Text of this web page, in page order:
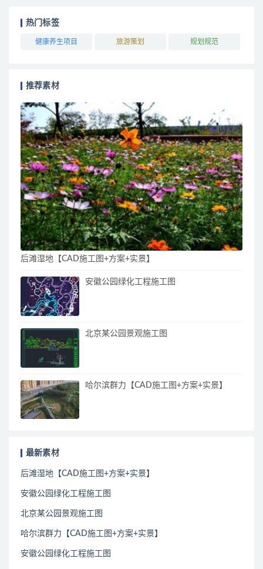
热门标签
健康养生项目 旅游策划 规划规范
推荐素材
后滩湿地【CAD施工图+方案+实景】
安徽公园绿化工程施工图
北京某公园景观施工图
哈尔滨群力【CAD施工图+方案+实景】
最新素材
后滩湿地【CAD施工图+方案+实景】
安徽公园绿化工程施工图
北京某公园景观施工图
哈尔滨群力【CAD施工图+方案+实景】
安徽公园绿化工程施工图